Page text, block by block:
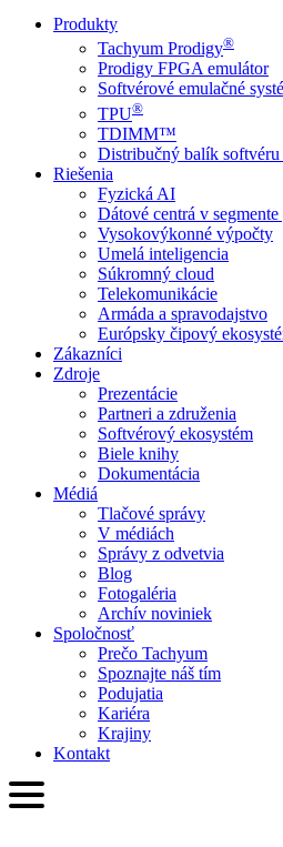
Produkty
Tachyum Prodigy®
Prodigy FPGA emulátor
Softvérové emulačné
TPU®
TDIMM™
Distribučný balík softvéru
Riešenia
Fyzická AI
Dátové centrá v segmente
Vysokovýkonné výpočty
Umelá inteligencia
Súkromný cloud
Telekomunikácie
Armáda a spravodajstvo
Európsky čipový
Zákazníci
Zdroje
Prezentácie
Partneri a združenia
Softvérový ekosystém
Biele knihy
Dokumentácia
Médiá
Tlačové správy
V médiách
Správy z odvetvia
Blog
Fotogaléria
Archív noviniek
Spoločnosť
Prečo Tachyum
Spoznajte náš tím
Podujatia
Kariéra
Krajiny
Kontakt